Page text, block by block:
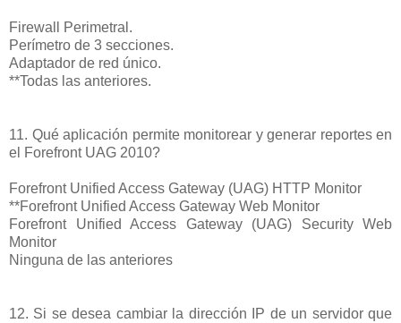
Firewall Perimetral.
Perímetro de 3 secciones.
Adaptador de red único.
**Todas las anteriores.
11. Qué aplicación permite monitorear y generar reportes en
el Forefront UAG 2010?
Forefront Unified Access Gateway (UAG) HTTP Monitor
**Forefront Unified Access Gateway Web Monitor
Forefront Unified Access Gateway (UAG) Security Web
Monitor
Ninguna de las anteriores
12. Si se desea cambiar la dirección IP de un servidor que